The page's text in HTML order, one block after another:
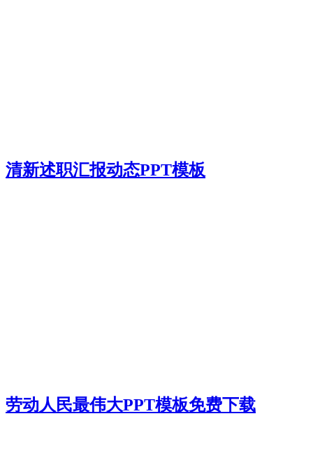
清新述职汇报动态PPT模板
劳动人民最伟大PPT模板免费下载